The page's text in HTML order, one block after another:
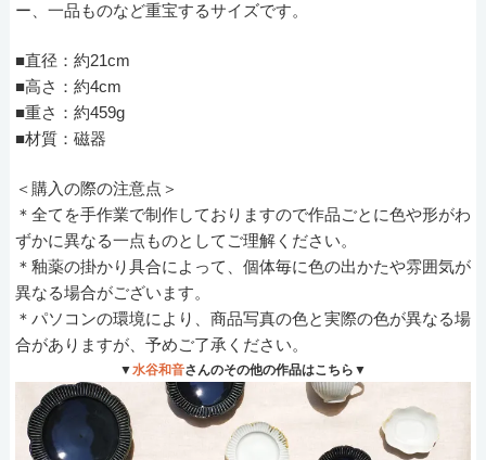
ー、一品ものなど重宝するサイズです。
■直径：約21cm
■高さ：約4cm
■重さ：約459g
■材質：磁器
＜購入の際の注意点＞
＊全てを手作業で制作しておりますので作品ごとに色や形がわ
ずかに異なる一点ものとしてご理解ください。
＊釉薬の掛かり具合によって、個体毎に色の出かたや雰囲気が
異なる場合がございます。
＊パソコンの環境により、商品写真の色と実際の色が異なる場
合がありますが、予めご了承ください。
▼水谷和音さんのその他の作品はこちら▼